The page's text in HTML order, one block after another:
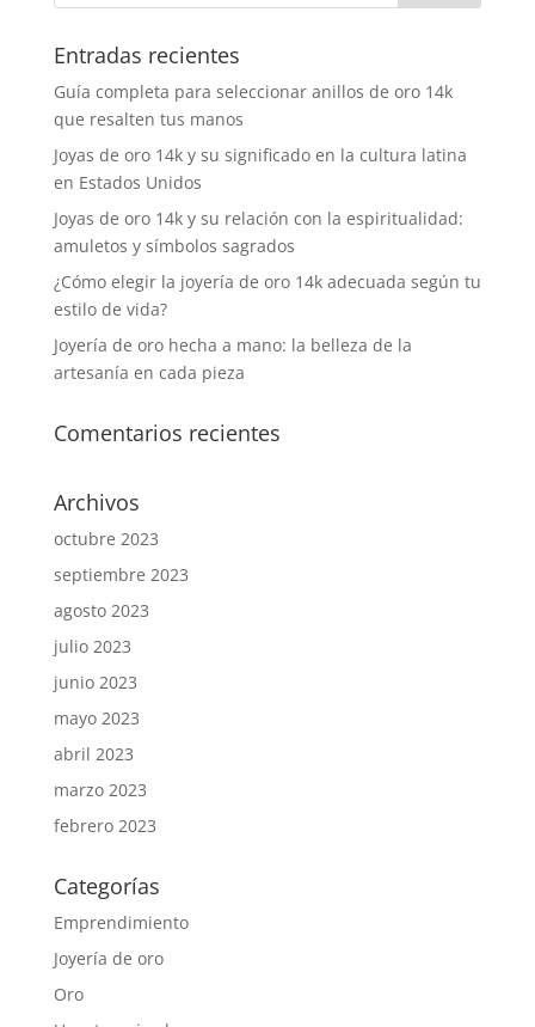
Entradas recientes
Guía completa para seleccionar anillos de oro 14k
que resalten tus manos
Joyas de oro 14k y su significado en la cultura latina
en Estados Unidos
Joyas de oro 14k y su relación con la espiritualidad:
amuletos y símbolos sagrados
¿Cómo elegir la joyería de oro 14k adecuada según tu
estilo de vida?
Joyería de oro hecha a mano: la belleza de la
artesanía en cada pieza
Comentarios recientes
Archivos
octubre 2023
septiembre 2023
agosto 2023
julio 2023
junio 2023
mayo 2023
abril 2023
marzo 2023
febrero 2023
Categorías
Emprendimiento
Joyería de oro
Oro